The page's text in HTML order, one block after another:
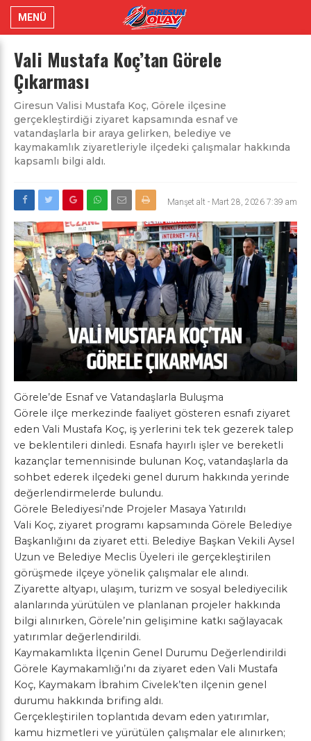
MENÜ
Vali Mustafa Koç’tan Görele
Çıkarması
Giresun Valisi Mustafa Koç, Görele ilçesine
gerçekleştirdiği ziyaret kapsamında esnaf ve
vatandaşlarla bir araya gelirken, belediye ve
kaymakamlık ziyaretleriyle ilçedeki çalışmalar hakkında
kapsamlı bilgi aldı.
Manşet alt - Mart 28, 2026 7:39 am
Görele’de Esnaf ve Vatandaşlarla Buluşma
Görele ilçe merkezinde faaliyet gösteren esnafı ziyaret
eden Vali Mustafa Koç, iş yerlerini tek tek gezerek talep
ve beklentileri dinledi. Esnafa hayırlı işler ve bereketli
kazançlar temennisinde bulunan Koç, vatandaşlarla da
sohbet ederek ilçedeki genel durum hakkında yerinde
değerlendirmelerde bulundu.
Görele Belediyesi’nde Projeler Masaya Yatırıldı
Vali Koç, ziyaret programı kapsamında Görele Belediye
Başkanlığını da ziyaret etti. Belediye Başkan Vekili Aysel
Uzun ve Belediye Meclis Üyeleri ile gerçekleştirilen
görüşmede ilçeye yönelik çalışmalar ele alındı.
Ziyarette altyapı, ulaşım, turizm ve sosyal belediyecilik
alanlarında yürütülen ve planlanan projeler hakkında
bilgi alınırken, Görele’nin gelişimine katkı sağlayacak
yatırımlar değerlendirildi.
Kaymakamlıkta İlçenin Genel Durumu Değerlendirildi
Görele Kaymakamlığı’nı da ziyaret eden Vali Mustafa
Koç, Kaymakam İbrahim Civelek’ten ilçenin genel
durumu hakkında brifing aldı.
Gerçekleştirilen toplantıda devam eden yatırımlar,
kamu hizmetleri ve yürütülen çalışmalar ele alınırken;